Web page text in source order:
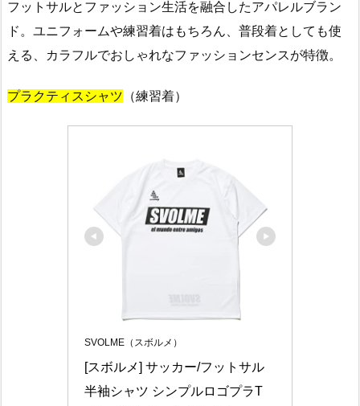
フットサルとファッション生活を融合したアパレルブラン
ド。ユニフォームや練習着はもちろん、普段着としても使
える、カラフルでおしゃれなファッションセンスが特徴。
プラクティスシャツ （練習着）
SVOLME（スボルメ）
[スボルメ] サッカー/フットサル
半袖シャツ シンプルロゴプラT